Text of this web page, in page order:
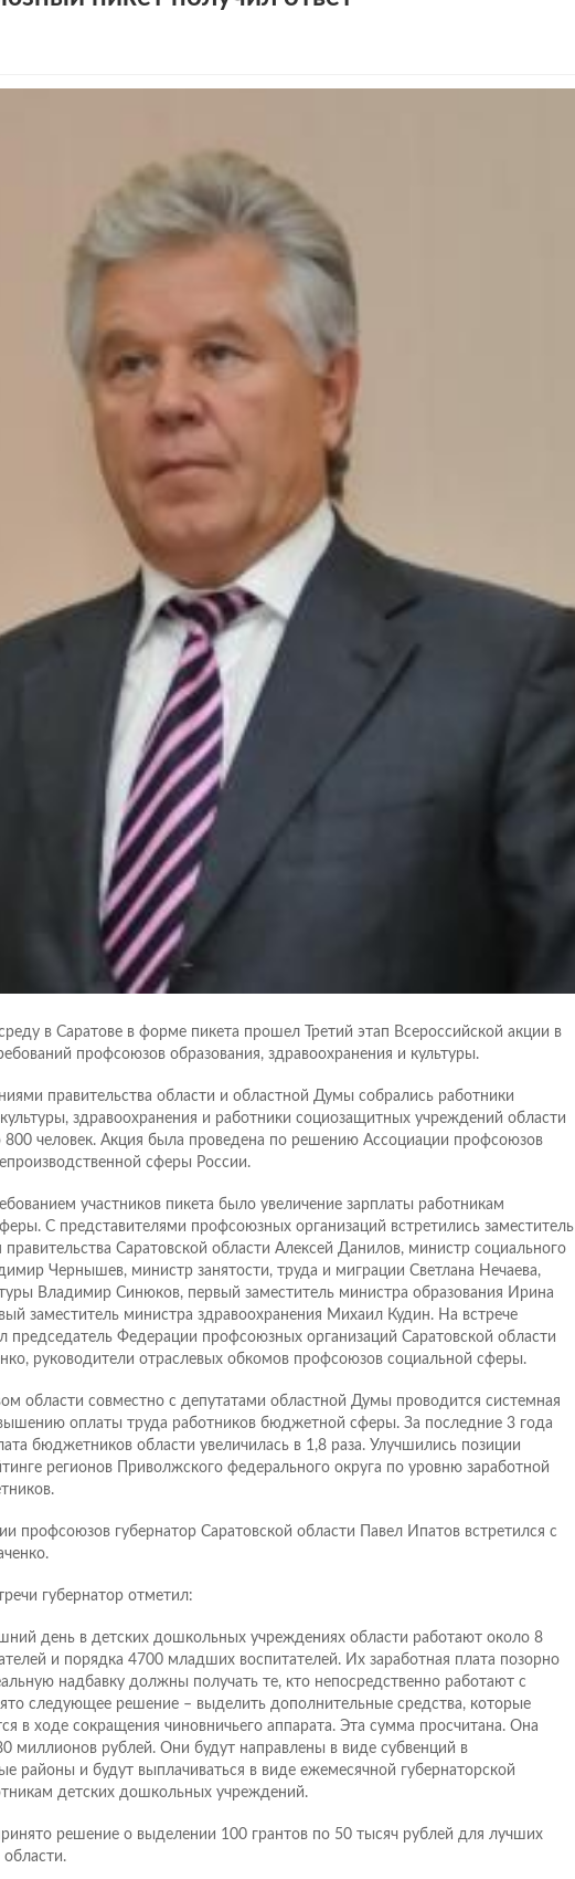
в Саратове в форме пикета прошел Третий этап Всероссийской акции в
профсоюзов образования, здравоохранения и культуры.
правительства области и областной Думы собрались работники
здравоохранения и работники социозащитных учреждений области
800 человек. Акция была проведена по решению Ассоциации профсоюзов
сферы России.
участников пикета было увеличение зарплаты работникам
С представителями профсоюзных организаций встретились заместитель
правительства Саратовской области Алексей Данилов, министр социального
Чернышев, министр занятости, труда и миграции Светлана Нечаева,
Владимир Синюков, первый заместитель министра образования Ирина
заместитель министра здравоохранения Михаил Кудин. На встрече
председатель Федерации профсоюзных организаций Саратовской области
руководители отраслевых обкомов профсоюзов социальной сферы.
области совместно с депутатами областной Думы проводится системная
оплаты труда работников бюджетной сферы. За последние 3 года
бюджетников области увеличилась в 1,8 раза. Улучшились позиции
регионов Приволжского федерального округа по уровню заработной
профсоюзов губернатор Саратовской области Павел Ипатов встретился с
губернатор отметил:
день в детских дошкольных учреждениях области работают около 8
и порядка 4700 младших воспитателей. Их заработная плата позорно
надбавку должны получать те, кто непосредственно работают с
следующее решение – выделить дополнительные средства, которые
в ходе сокращения чиновничьего аппарата. Эта сумма просчитана. Она
миллионов рублей. Они будут направлены в виде субвенций в
районы и будут выплачиваться в виде ежемесячной губернаторской
детских дошкольных учреждений.
решение о выделении 100 грантов по 50 тысяч рублей для лучших
области.